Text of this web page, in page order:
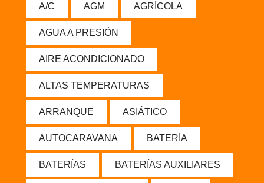
A/C AGM AGRÍCOLA
AGUA A PRESIÓN
AIRE ACONDICIONADO
ALTAS TEMPERATURAS
ARRANQUE ASIÁTICO
AUTOCARAVANA BATERÍA
BATERÍAS BATERÍAS AUXILIARES